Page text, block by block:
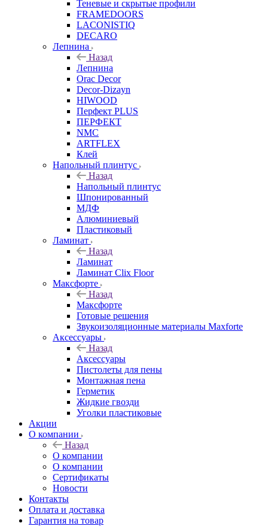
Теневые и скрытые профили
FRAMEDOORS
LACONISTIQ
DECARO
Лепнина
Назад
Лепнина
Orac Decor
Decor-Dizayn
HIWOOD
Перфект PLUS
ПЕРФЕКТ
NMC
ARTFLEX
Клей
Напольный плинтус
Назад
Напольный плинтус
Шпонированный
МДФ
Алюминиевый
Пластиковый
Ламинат
Назад
Ламинат
Ламинат Clix Floor
Максфорте
Назад
Максфорте
Готовые решения
Звукоизоляционные материалы Maxforte
Аксессуары
Назад
Аксессуары
Пистолеты для пены
Монтажная пена
Герметик
Жидкие гвозди
Уголки пластиковые
Акции
О компании
Назад
О компании
О компании
Сертификаты
Новости
Контакты
Оплата и доставка
Гарантия на товар